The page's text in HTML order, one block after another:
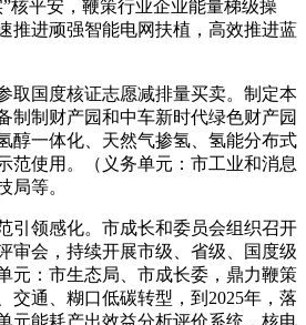
核平安，鞭策行业企业能量梯级操
推进顽强智能电网扶植，高效推进蓝
国度核证志愿减排量买卖。制定本
制制财产园和中车新时代绿色财产园
醇一体化、天然气掺氢、氢能分布式
范使用。（义务单元：市工业和消息
局等。
领感化。市成长和委员会组织召开
审会，持续开展市级、省级、国度级
元：市生态局、市成长委，鼎力鞭策
交通、糊口低碳转型，到2025年，落
元能耗产出效益分析评价系统，核电